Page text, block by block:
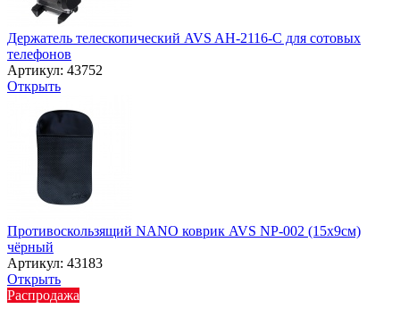
Держатель телескопический AVS AH-2116-C для сотовых
телефонов
Артикул: 43752
Открыть
Противоскользящий NANO коврик AVS NP-002 (15х9см)
чёрный
Артикул: 43183
Открыть
Распродажа